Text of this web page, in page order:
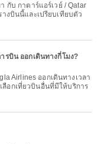
งบินนี้และเปรียบเทียบตัว
รบิน ออกเดินทางกี่โมง?
อกเที่ยวบินอื่นที่มีให้บริการ